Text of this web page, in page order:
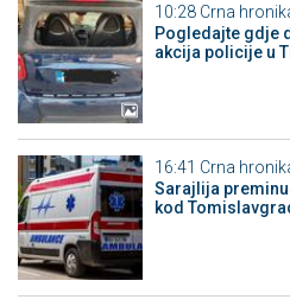
10:28 Crna
Pogledajte gdje
akcija policije u
16:41 Crna
Sarajlija
kod